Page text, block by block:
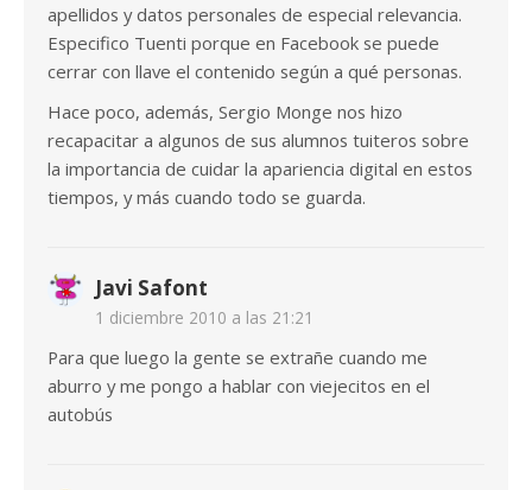
apellidos y datos personales de especial relevancia.
Especifico Tuenti porque en Facebook se puede
cerrar con llave el contenido según a qué personas.
Hace poco, además, Sergio Monge nos hizo
recapacitar a algunos de sus alumnos tuiteros sobre
la importancia de cuidar la apariencia digital en estos
tiempos, y más cuando todo se guarda.
Javi Safont
1 diciembre 2010 a las 21:21
Para que luego la gente se extrañe cuando me
aburro y me pongo a hablar con viejecitos en el
autobús